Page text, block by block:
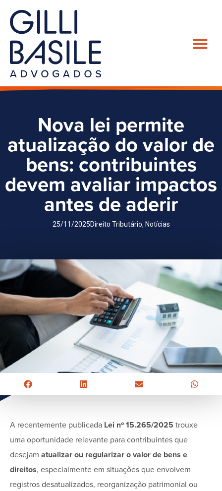
Nova lei permite
atualização do valor de
bens: contribuintes
devem avaliar impactos
antes de aderir
25/11/2025Direito Tributário, Notícias
A recentemente publicada Lei nº 15.265/2025 trouxe
uma oportunidade relevante para contribuintes que
desejam atualizar ou regularizar o valor de bens e
direitos, especialmente em situações que envolvem
registros desatualizados, reorganização patrimonial ou